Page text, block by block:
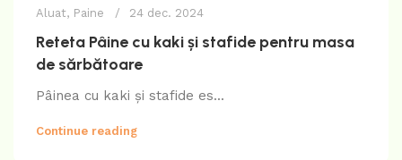
Aluat, Paine 24 dec. 2024
Reteta Pâine cu kaki și stafide pentru masa
de sărbătoare
Pâinea cu kaki și stafide es...
Continue reading